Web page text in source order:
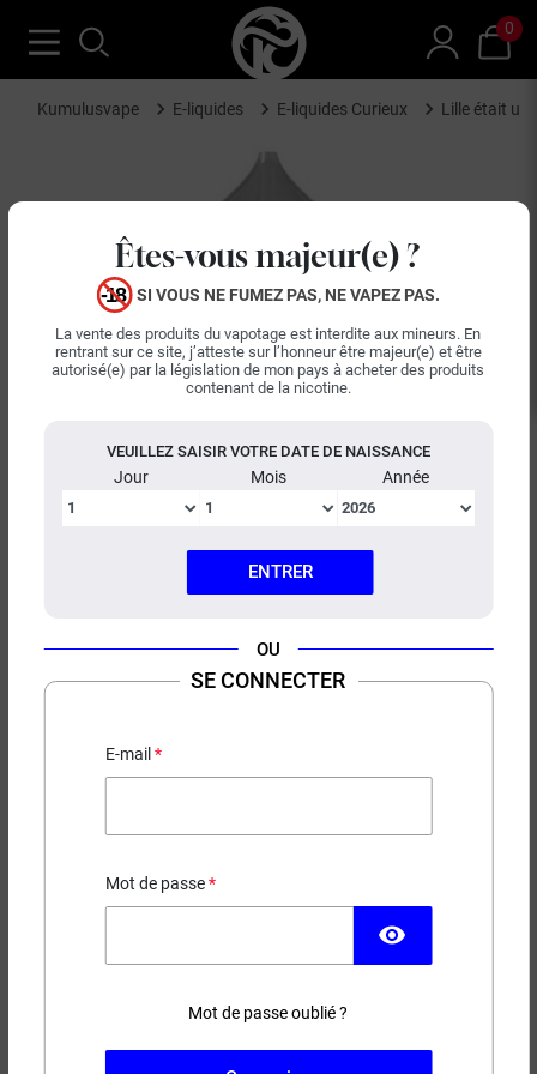
Êtes-vous majeur(e) ?
SI VOUS NE FUMEZ PAS, NE VAPEZ PAS.
La vente des produits du vapotage est interdite aux mineurs. En
rentrant sur ce site, j’atteste sur l’honneur être majeur(e) et être
autorisé(e) par la législation de mon pays à acheter des produits
contenant de la nicotine.
VEUILLEZ SAISIR VOTRE DATE DE NAISSANCE
Jour Mois Année
ENTRER
OU
SE CONNECTER
E-mail
Mot de passe
visibility
Mot de passe oublié ?
0
Kumulusvape E-liquides E-liquides Curieux Lille était
E-LIQUIDE LILLE ÉTAIT UNE
Gaufre - Caramel - Noix de pécan
EN STOCK
Contenance Taux de nicotine